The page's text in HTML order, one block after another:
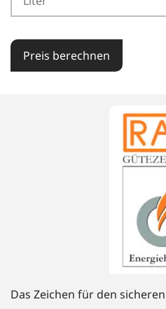
Preis berechnen
Das Zeichen für den